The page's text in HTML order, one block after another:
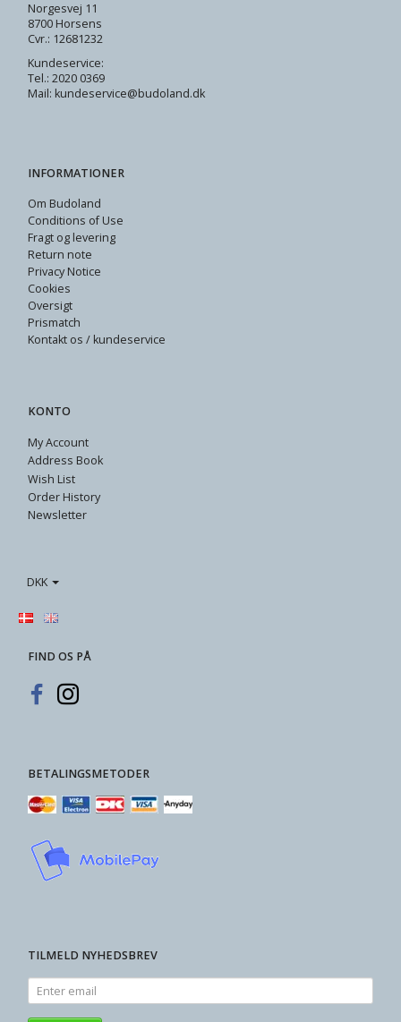
Norgesvej 11
8700 Horsens
Cvr.: 12681232
Kundeservice:
Tel.: 2020 0369
Mail: kundeservice@budoland.dk
INFORMATIONER
Om Budoland
Conditions of Use
Fragt og levering
Return note
Privacy Notice
Cookies
Oversigt
Prismatch
Kontakt os / kundeservice
KONTO
My Account
Address Book
Wish List
Order History
Newsletter
DKK
FIND OS PÅ
BETALINGSMETODER
TILMELD NYHEDSBREV
Enter
email